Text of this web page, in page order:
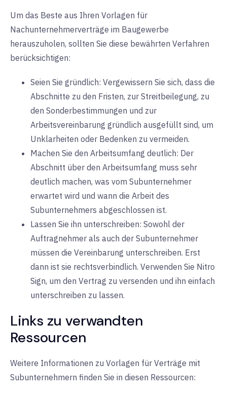
Um das Beste aus Ihren Vorlagen für
Nachunternehmerverträge im Baugewerbe
herauszuholen, sollten Sie diese bewährten Verfahren
berücksichtigen:
Seien Sie gründlich: Vergewissern Sie sich, dass die
Abschnitte zu den Fristen, zur Streitbeilegung, zu
den Sonderbestimmungen und zur
Arbeitsvereinbarung gründlich ausgefüllt sind, um
Unklarheiten oder Bedenken zu vermeiden.
Machen Sie den Arbeitsumfang deutlich: Der
Abschnitt über den Arbeitsumfang muss sehr
deutlich machen, was vom Subunternehmer
erwartet wird und wann die Arbeit des
Subunternehmers abgeschlossen ist.
Lassen Sie ihn unterschreiben: Sowohl der
Auftragnehmer als auch der Subunternehmer
müssen die Vereinbarung unterschreiben. Erst
dann ist sie rechtsverbindlich. Verwenden Sie Nitro
Sign, um den Vertrag zu versenden und ihn einfach
unterschreiben zu lassen.
Links zu verwandten
Ressourcen
Weitere Informationen zu Vorlagen für Verträge mit
Subunternehmern finden Sie in diesen Ressourcen: